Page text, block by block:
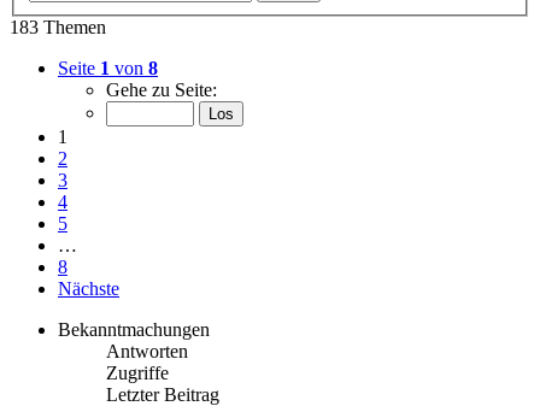
183 Themen
Seite 1 von 8
Gehe zu Seite:
1
2
3
4
5
…
8
Nächste
Bekanntmachungen
Antworten
Zugriffe
Letzter Beitrag